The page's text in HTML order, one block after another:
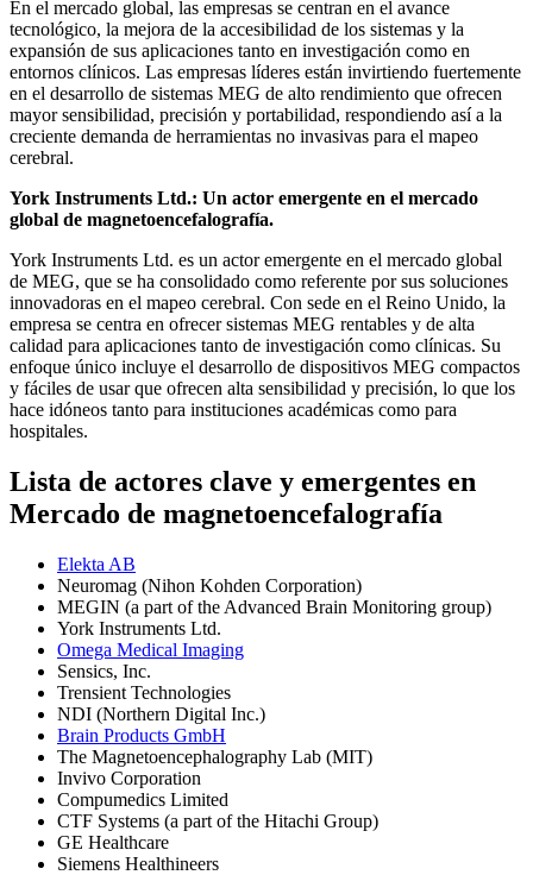
En el mercado global, las empresas se centran en el avance
tecnológico, la mejora de la accesibilidad de los sistemas y la
expansión de sus aplicaciones tanto en investigación como en
entornos clínicos. Las empresas líderes están invirtiendo fuertemente
en el desarrollo de sistemas MEG de alto rendimiento que ofrecen
mayor sensibilidad, precisión y portabilidad, respondiendo así a la
creciente demanda de herramientas no invasivas para el mapeo
cerebral.
York Instruments Ltd.: Un actor emergente en el mercado
global de magnetoencefalografía.
York Instruments Ltd. es un actor emergente en el mercado global
de MEG, que se ha consolidado como referente por sus soluciones
innovadoras en el mapeo cerebral. Con sede en el Reino Unido, la
empresa se centra en ofrecer sistemas MEG rentables y de alta
calidad para aplicaciones tanto de investigación como clínicas. Su
enfoque único incluye el desarrollo de dispositivos MEG compactos
y fáciles de usar que ofrecen alta sensibilidad y precisión, lo que los
hace idóneos tanto para instituciones académicas como para
hospitales.
Lista de actores clave y emergentes en
Mercado de magnetoencefalografía
Elekta AB
Neuromag (Nihon Kohden Corporation)
MEGIN (a part of the Advanced Brain Monitoring group)
York Instruments Ltd.
Omega Medical Imaging
Sensics, Inc.
Trensient Technologies
NDI (Northern Digital Inc.)
Brain Products GmbH
The Magnetoencephalography Lab (MIT)
Invivo Corporation
Compumedics Limited
CTF Systems (a part of the Hitachi Group)
GE Healthcare
Siemens Healthineers